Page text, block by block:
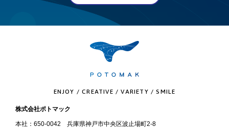
ENJOY / CREATIVE / VARIETY / SMILE
株式会社ポトマック
本社：650-0042 兵庫県神戸市中央区波止場町2-8